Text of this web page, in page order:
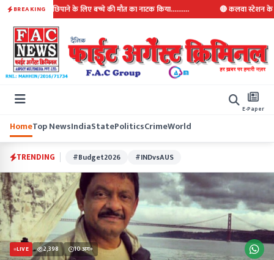
BREAKING
अपराध छिपाने के लिए बच्चे की मौत का नाटक किया.......... 🔴 कलवा स्टेशन के पास
E-Paper
HomeTop NewsIndiaStatePoliticsCrimeWorld
TRENDING #Budget2026 #INDvsAUS
LIVE 2,398 10 अग॰